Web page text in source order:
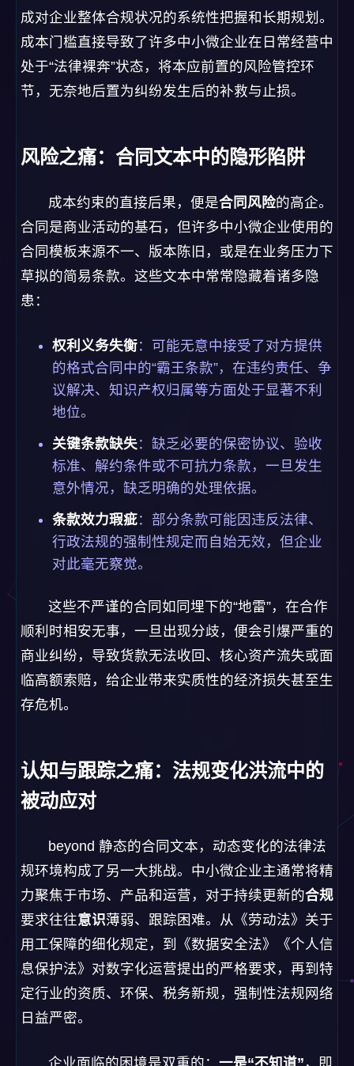
风险之痛：合同文本中的隐形陷阱
成本约束的直接后果，便是合同风险的高企。
合同是商业活动的基石，但许多中小微企业使用的
草拟的简易条款。这些文本中常常隐藏着诸多隐
权利义务失衡：可能无意中接受了对方提供
的格式合同中的“霸王条款”，在违约责任、争
议解决、知识产权归属等方面处于显著不利
地位。
标准、解约条件或不可抗力条款，一旦发生
意外情况，缺乏明确的处理依据。
条款效力瑕疵：部分条款可能因违反法律、
行政法规的强制性规定而自始无效，但企业
对此毫无察觉。
这些不严谨的合同如同埋下的“地雷”，在合作
商业纠纷，导致货款无法收回、核心资产流失或面
临高额索赔，给企业带来实质性的经济损失甚至生
认知与跟踪之痛：法规变化洪流中的
被动应对
力聚焦于市场、产品和运营，对于持续更新的合规
要求往往意识
息保护法》对数字化运营提出的严格要求，再到特
定行业的资质、环保、税务新规，强制性法规网络
日益严密。
企业面临的困境是双重的：一是“不知道”
，即
对哪些法规与自身业务相关缺乏基本认知； 二是
“跟不上”，即缺乏有效渠道和精力去持续监测相关
法规政策的更新与解读[2]。这种“认知与跟踪之痛”
能及时按照新的劳动法规调整劳动合同模板，可能